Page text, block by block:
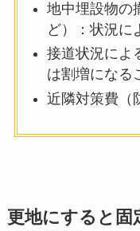
地中埋設物の
ど）：状況に
接道状況によ
は割増になる
近隣対策費（
更地にすると固